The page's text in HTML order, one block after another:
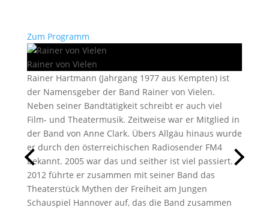
Zum Programm
Rainer von Vielen
Rainer Hartmann (Jahrgang 1977 aus Kempten) ist
der Namensgeber der Band Rainer von Vielen.
Neben seiner Bandtätigkeit schreibt er auch viel
Film- und Theatermusik. Zeitweise war er Mitglied in
der Band von Anne Clark. Übers Allgäu hinaus wurde
er durch den österreichischen Radiosender FM4
bekannt. 2005 war das und seither ist viel passiert.
2012 führte er zusammen mit seiner Band das
Theaterstück Mythen der Freiheit am Jungen
Schauspiel Hannover auf, das die Band zusammen